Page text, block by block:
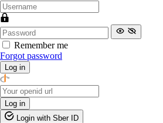
Remember me
Forgot password
Log in
Log in
Login with Sber ID